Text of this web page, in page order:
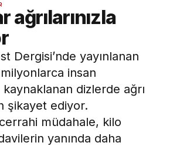
ağrılarınızla
Dergisi’nde yayınlanan
insan
dizlerde ağrı
şikayet ediyor.
müdahale, kilo
yanında daha